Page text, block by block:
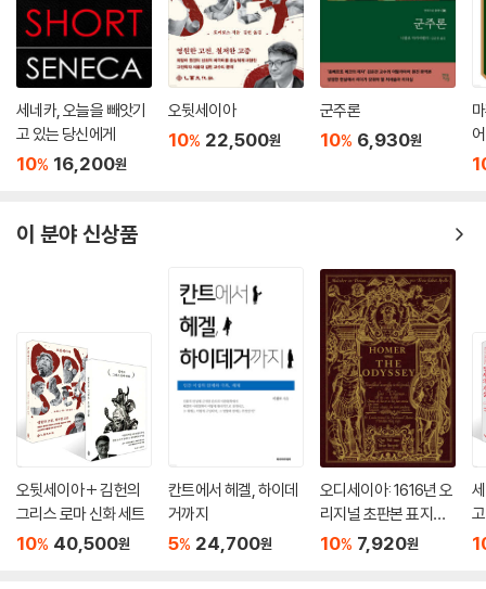
나가서 최대한 많은 기본적인 현상을 정리한다면, 철학이 갈 수 있고 가야
만 하는 데에 이르렀다고 할 수 있다.
육에 관한 『정치학』 토론에서, 그는 비극에 동기 부여 및 인지적 가치를 귀
속시켜 명예로운 지위를 부여한다. 그의 윤리적 견해에 관한 논의를 통해,
우리는 이를 설명하는 데 도움이 되는 그의 사상의 여러 특징을 접하게 되
의 눈’ 관점에 대한 그의 거부는 도덕적 개선을 위하여 신성한 무한한 존재
의 일부이자 올바른 행동에 대한 정보의 원천으로서 그가 감정과 느낌에
부여하는 가치는 자연스럽게 플라톤이 감정에 대한 표현과 호소력 때문에
추방했던 텍스트에 대하여 또 다르게 귀를 기울이게 한다.
헤카베에게 복수는 오래된 것의 붕괴를 거쳐 남은 공간을 채우는 노모스
다. 그것이 유일하게 가능한 대체품인지 우리는 알지 못한다. 그러나 그녀
의 대체품인 것만은 분명하다. ‘나는 모든 것이 제자리를 찾게 할 것’이라고
그녀는 계획을 시작하면서 아가멤논에게 말한다. 관습에 관해서 그녀가
‘노모스가 파괴되면 인간들 사이에서 그런 것은 없어진다’고 말한 적이 있
다. 그리고 실제로 노모스를 대체하는 이 새로운 노래는, 노모스와 같지 않
다는 것을 보여주고 있다. 노모스처럼 그것은 세계를 제자리에 놓고 거주
세네카, 오늘을 빼앗기
고 있는 당신에게
10% 16,200원
오뒷세이아
10% 22,500원
군주론
10% 6,930원
어
이 분야 신상품
오뒷세이아 + 김헌의
그리스 로마 신화 세트
10% 40,500원
칸트에서 헤겔, 하이데
거까지
5% 24,700원
오디세이아: 1616년 오
리지널 초판본 표지디
자인 (초판본)
10% 7,920원